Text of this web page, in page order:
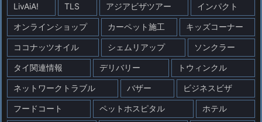
LivAiA! TLS アジアビザツアー インパクト
オンラインショップ カーペット施工 キッズコーナー
ココナッツオイル シェムリアップ ソンクラー
タイ関連情報 デリバリー トウィンクル
ネットワークトラブル バザー ビジネスビザ
フードコート ペットホスピタル ホテル